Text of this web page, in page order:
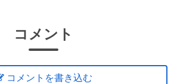
コメント
コメントを書き込む